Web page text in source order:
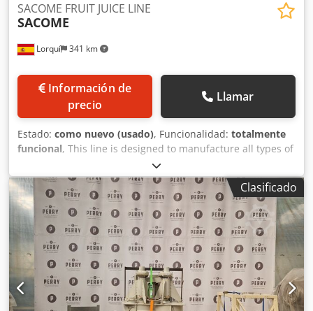
Lorquí 341 km
SACOME FRUIT JUICE LINE
SACOME
Información de
precio
Llamar
Estado: como nuevo (usado), Funcionalidad: totalmente
funcional, This line is designed to manufacture all types of
juices and compotes. The line is designed for continuous
production of the final product, variable up to 2,500 l/h for
juices and up to a maximum of approximately 700 l/h for
apple compote. For products with a viscosity between
juices and compotes (purees), production will be between
approximately 700 and 1,500 l/h. The line is designed to
work with a wide range of products: pomegranate juice,
apple compote, etc. The processing line can heat the
selected flow rate from a variable temperature between
30°C/50°C (20°C in the case of juices) to a pasteurisation
Clasificado